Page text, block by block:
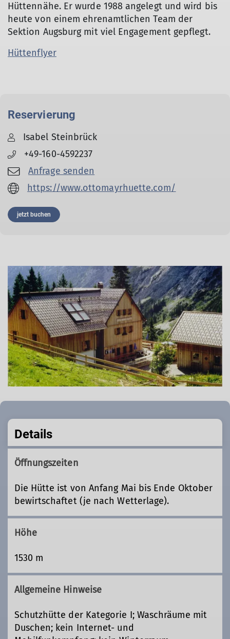
Hüttennähe. Er wurde 1988 angelegt und wird bis
heute von einem ehrenamtlichen Team der
Sektion Augsburg mit viel Engagement gepflegt.
Hüttenflyer
Reservierung
Isabel Steinbrück
+49-160-4592237
Anfrage senden
https://www.ottomayrhuette.com/
jetzt buchen
Details
Öffnungszeiten
Die Hütte ist von Anfang Mai bis Ende Oktober
bewirtschaftet (je nach Wetterlage).
Höhe
1530 m
Allgemeine Hinweise
Schutzhütte der Kategorie I; Waschräume mit
Duschen; kein Internet- und